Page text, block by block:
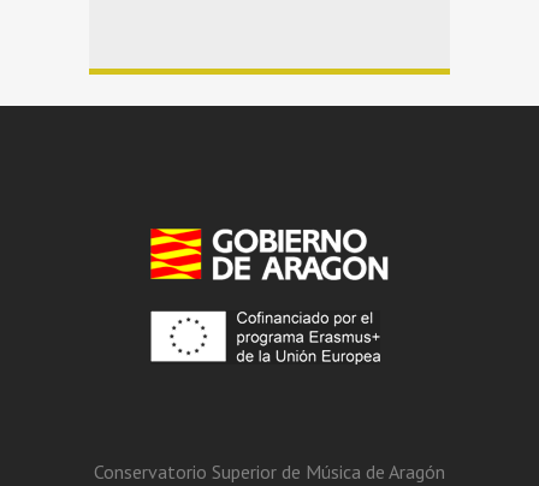
Conservatorio Superior de Música de Aragón